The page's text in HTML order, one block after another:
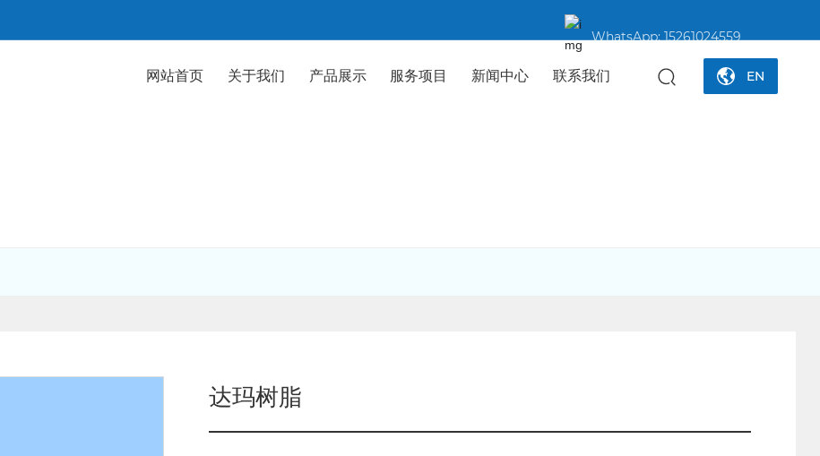
WhatsApp:15261024559
网站首页 关于我们 产品展示 服务项目 新闻中心 联系我们 EN
达玛树脂